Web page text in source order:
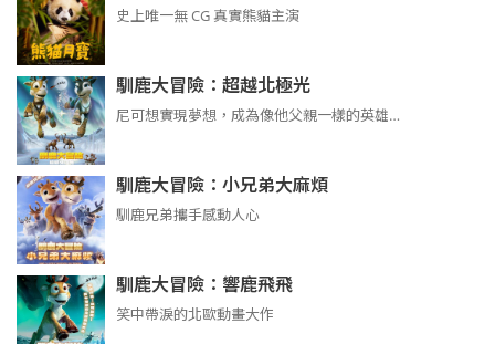
史上唯一無 CG 真實熊貓主演
馴鹿大冒險：超越北極光
尼可想實現夢想，成為像他父親一樣的英雄…
馴鹿大冒險：小兄弟大麻煩
馴鹿兄弟攜手感動人心
馴鹿大冒險：響鹿飛飛
笑中帶淚的北歐動畫大作